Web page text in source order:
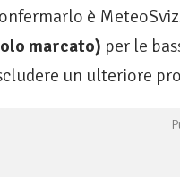
è
marcato) per le
un ulteriore